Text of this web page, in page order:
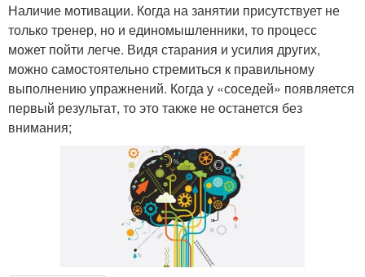
Наличие мотивации. Когда на занятии присутствует не
только тренер, но и единомышленники, то процесс
может пойти легче. Видя старания и усилия других,
можно самостоятельно стремиться к правильному
выполнению упражнений. Когда у «соседей» появляется
первый результат, то это также не останется без
внимания;